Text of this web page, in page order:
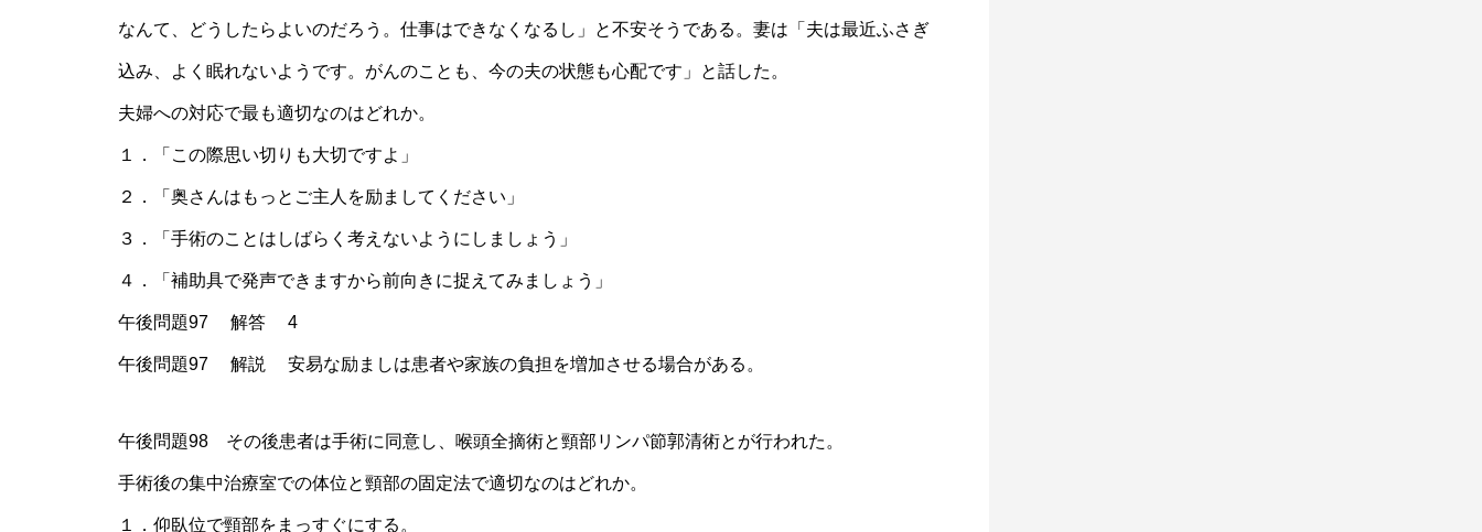
なんて、どうしたらよいのだろう。仕事はできなくなるし」と不安そうである。妻は「夫は最近ふさぎ
込み、よく眠れないようです。がんのことも、今の夫の状態も心配です」と話した。
夫婦への対応で最も適切なのはどれか。
１．「この際思い切りも大切ですよ」
２．「奥さんはもっとご主人を励ましてください」
３．「手術のことはしばらく考えないようにしましょう」
４．「補助具で発声できますから前向きに捉えてみましょう」
午後問題97 解答 4
午後問題97 解説 安易な励ましは患者や家族の負担を増加させる場合がある。
午後問題98 その後患者は手術に同意し、喉頭全摘術と頸部リンパ節郭清術とが行われた。
手術後の集中治療室での体位と頸部の固定法で適切なのはどれか。
１．仰臥位で頸部をまっすぐにする。